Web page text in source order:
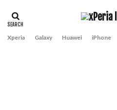
Xperia Galaxy Huawei iPhone